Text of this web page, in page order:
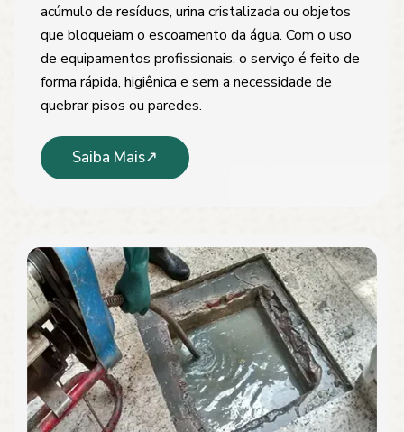
acúmulo de resíduos, urina cristalizada ou objetos
que bloqueiam o escoamento da água. Com o uso
de equipamentos profissionais, o serviço é feito de
forma rápida, higiênica e sem a necessidade de
quebrar pisos ou paredes.
Saiba Mais